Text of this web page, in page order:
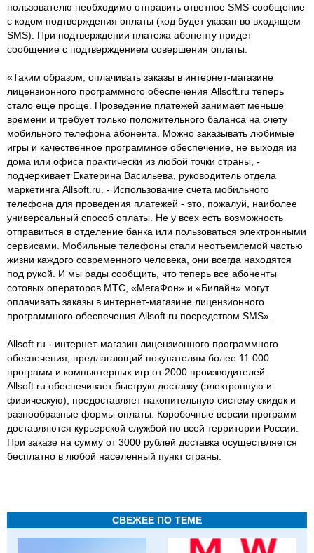
пользователю необходимо отправить ответное SMS-сообщение
с кодом подтверждения оплаты (код будет указан во входящем
SMS). При подтверждении платежа абоненту придет
сообщение c подтверждением совершения оплаты.
«Таким образом, оплачивать заказы в интернет-магазине
лицензионного программного обеспечения Allsoft.ru теперь
стало еще проще. Проведение платежей занимает меньше
времени и требует только положительного баланса на счету
мобильного телефона абонента. Можно заказывать любимые
игры и качественное программное обеспечение, не выходя из
дома или офиса практически из любой точки страны, -
подчеркивает Екатерина Васильева, руководитель отдела
маркетинга Allsoft.ru. - Использование счета мобильного
телефона для проведения платежей - это, пожалуй, наиболее
универсальный способ оплаты. Не у всех есть возможность
отправиться в отделение банка или пользоваться электронными
сервисами. Мобильные телефоны стали неотъемлемой частью
жизни каждого современного человека, они всегда находятся
под рукой. И мы рады сообщить, что теперь все абоненты
сотовых операторов МТС, «МегаФон» и «Билайн» могут
оплачивать заказы в интернет-магазине лицензионного
программного обеспечения Allsoft.ru посредством SMS».
Allsoft.ru - интернет-магазин лицензионного программного
обеспечения, предлагающий покупателям более 11 000
программ и компьютерных игр от 2000 производителей.
Allsoft.ru обеспечивает быструю доставку (электронную и
физическую), предоставляет накопительную систему скидок и
разнообразные формы оплаты. Коробочные версии программ
доставляются курьерской службой по всей территории России.
При заказе на сумму от 3000 рублей доставка осуществляется
бесплатно в любой населенный пункт страны.
СВЕЖЕЕ ПО ТЕМЕ